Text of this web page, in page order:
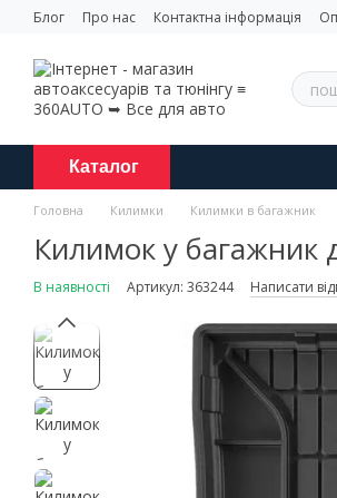
Перейти до основного контенту
Блог Про нас Контактна інформація
Каталог
Головна Килимки Килимки в багажник
Килимок у багажник
В наявності Артикул: 363244 Написати